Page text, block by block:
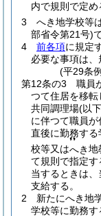
内で規則で定め
3
へき地学校等は
部省令第21号)
4
前各項に規定
必要な事項は、
(平29条
第12条の3
職員
つて住居を移
共同調理場(以
に伴つて職員
直後に勤務す
校等又はへき
❜❜
地
て規則で指定す
当するときは
支給する。
2
新たにへき地
学校等に勤務す